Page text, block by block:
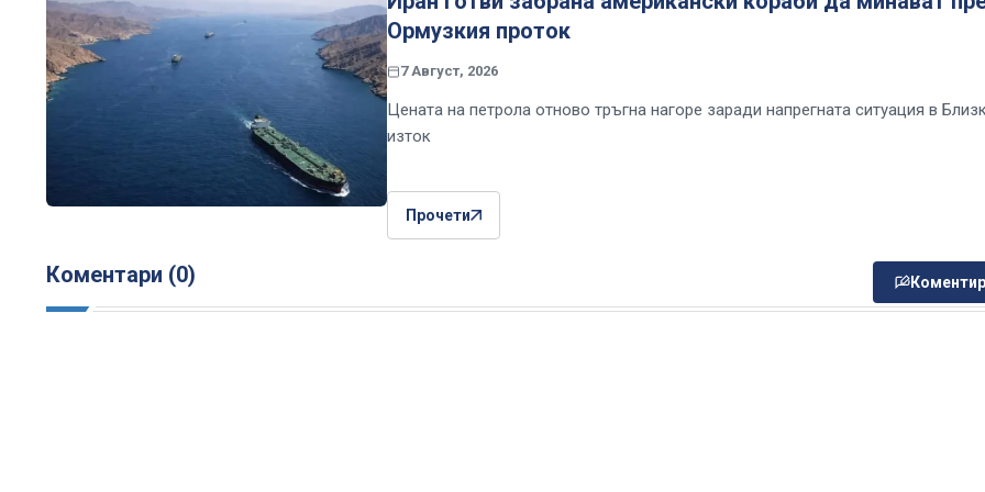
Ормузкия проток
7 Август, 2026
Цената на петрола отново тръгна нагоре заради напрегната ситуация в
изток
Прочети
Коментари (0)